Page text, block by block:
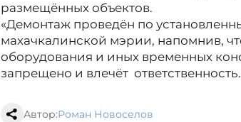
размещённых объектов.
«Демонтаж проведён по
махачкалинской мэрии, напомнив,
оборудования и иных временных
запрещено и влечёт ответственность.
Автор:Роман Новоселов